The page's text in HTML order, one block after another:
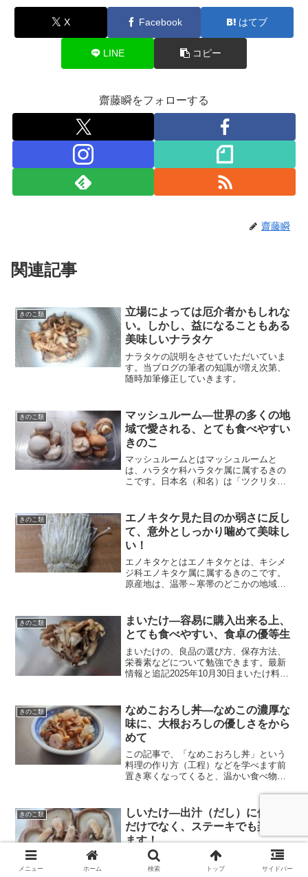
X Facebook はてブ
LINE コピー
齋藤瞬をフォローする
齋藤瞬
関連記事
きのこ類
立場によっては厄介者かもしれな
い。しかし、益になることもある
美味しいナラタケ
ナラタケの説明をさせていただいていま
す。当ブログの筆者の知識が増え次第、
随時加筆修正していきます。
きのこ類
マッシュルーム―世界の多くの地
域で愛される、とても食べやすい
きのこ
マッシュルームとはマッシュルームと
は、ハラタケ科ハラタケ属に属するきの
こです。日本名（和名）は「ツクリタ
名前のせいか、ツクリタケという名前は
あまり広まっていません。「マッ...
きのこ類
エノキタケ見た目のか弱さに反し
て、意外としっかり噛めて美味し
い！
エノキタケとはエノキタケとは、キシメ
ジ科エノキタケ属に属するきのこです。
原産地は、温帯～寒帯のどこかの地域で
た。お吸い物をはじめとした料理に使用
され、江戸時代には「ナメス...
きのこ類
まいたけ―容易に購入出来る上、
とても食べやすい、食卓の優等生
まいたけの、良品の選び方、保存方法、
栄養素などについて勉強できます。最新
情報と追記2025年10月30日まいたけ料理
る季節ですね！料理についてまいたけと
はまいたけとは、...
きのこ類
なめこおろし丼―なめこの濃厚な
味に、大根おろしの優しさをから
めて
この記事で、「なめこおろし丼」という
料理の作り方（工程）などを学べます前
置き寒くなってくると、温かい食べ物が
たりの料理の紹介です（この記事を投稿
したのは春ですが）。それが今回の、
「なめこおろし丼」です！料...
きのこ類
しいたけ―出汁（だし）に使える
だけでなく、ステーキでも楽しめ
ます！
この記事で、「しいたけ」についての簡
単な歴史や、保存方法などが学べます最
メニュー ホーム 検索 トップ サイドバー